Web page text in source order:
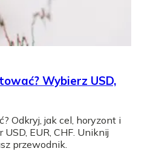
Wybierz USD,
Odkryj, jak cel, horyzont i
EUR, CHF. Uniknij
przewodnik.